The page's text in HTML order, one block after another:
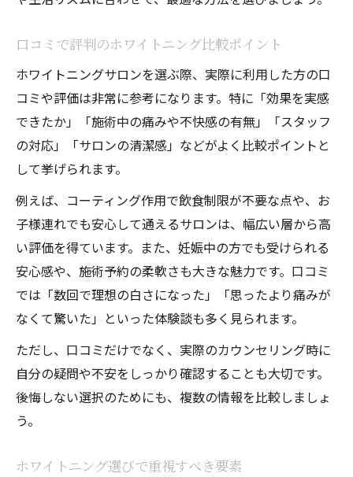
口コミで評判のホワイトニング比較ポイント
ホワイトニングサロンを選ぶ際、実際に利用した方の口
コミや評価は非常に参考になります。特に「効果を実感
できたか」「施術中の痛みや不快感の有無」「スタッフ
の対応」「サロンの清潔感」などがよく比較ポイントと
して挙げられます。
例えば、コーティング作用で飲食制限が不要な点や、お
子様連れでも安心して通えるサロンは、幅広い層から高
い評価を得ています。また、妊娠中の方でも受けられる
安心感や、施術予約の柔軟さも大きな魅力です。口コミ
では「数回で理想の白さになった」「思ったより痛みが
なくて驚いた」といった体験談も多く見られます。
ただし、口コミだけでなく、実際のカウンセリング時に
自分の疑問や不安をしっかり確認することも大切です。
後悔しない選択のためにも、複数の情報を比較しましょ
う。
ホワイトニング選びで重視すべき要素